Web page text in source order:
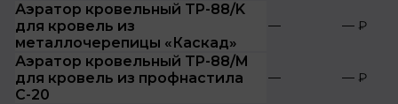
Аэратор кровельный TP-88/K
для кровель из
металлочерепицы «Каскад»
— — ₽
Аэратор кровельный TP-88/M
для кровель из профнастила
С-20
— — ₽